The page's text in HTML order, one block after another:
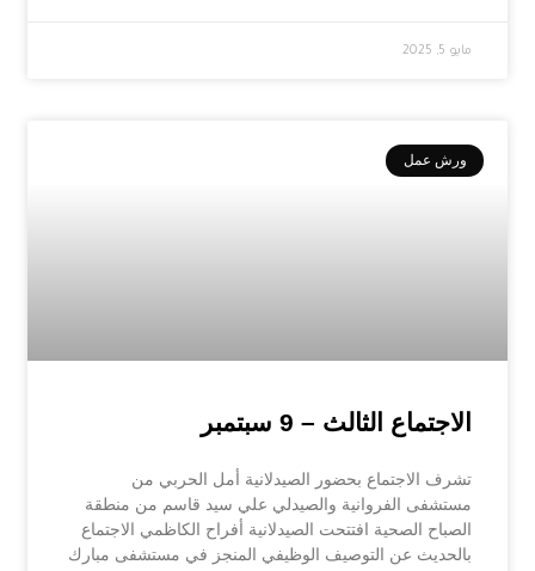
ورش عمل
الاجتماع الثالث – 9 سبتمبر
تشرف الاجتماع بحضور الصيدلانية أمل الحربي من
مستشفى الفروانية والصيدلي علي سيد قاسم من منطقة
الصباح الصحية افتتحت الصيدلانية أفراح الكاظمي الاجتماع
بالحديث عن التوصيف الوظيفي المنجز في مستشفى مبارك